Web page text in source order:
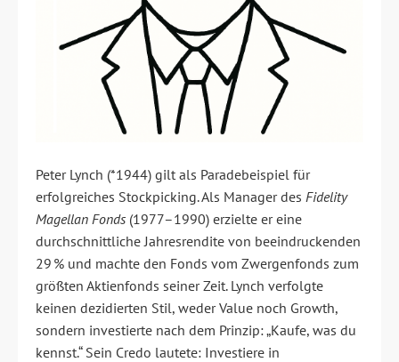
Peter Lynch (*1944) gilt als Paradebeispiel für
erfolgreiches Stockpicking. Als Manager des Fidelity
Magellan Fonds (1977–1990) erzielte er eine
durchschnittliche Jahresrendite von beeindruckenden
29 % und machte den Fonds vom Zwergenfonds zum
größten Aktienfonds seiner Zeit. Lynch verfolgte
keinen dezidierten Stil, weder Value noch Growth,
sondern investierte nach dem Prinzip: „Kaufe, was du
kennst.“ Sein Credo lautete: Investiere in